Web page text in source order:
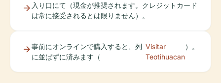
入り口にて（現金が推奨されます。クレジットカード
は常に接受されるとは限りません）。
事前にオンラインで購入すると、列
に並ばずに済みます（
Visitar
Teotihuacan
）。